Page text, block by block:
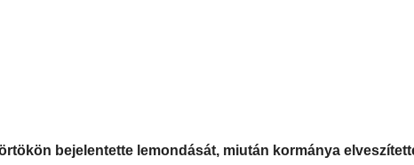
bejelentette lemondását, miután kormánya